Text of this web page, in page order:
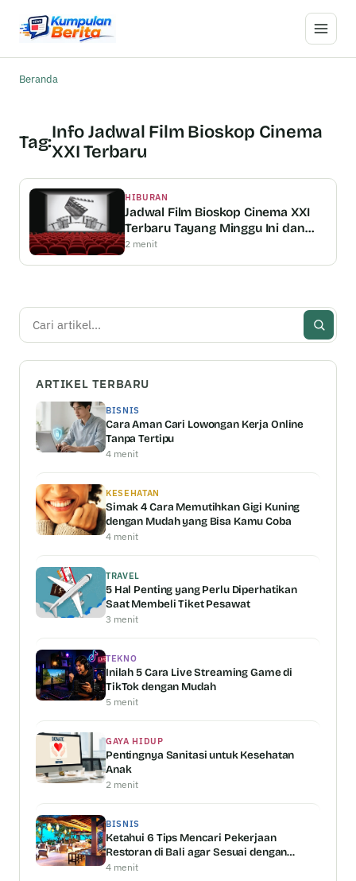
Buka
Beranda
Tag:Info Jadwal Film Bioskop Cinema
XXI Terbaru
HIBURAN
Jadwal Film Bioskop Cinema XXI
Terbaru Tayang Minggu Ini dan
Cooming Soon
2 menit
Cari
ARTIKEL TERBARU
BISNIS
Cara Aman Cari Lowongan Kerja Online
Tanpa Tertipu
4 menit
KESEHATAN
Simak 4 Cara Memutihkan Gigi Kuning
dengan Mudah yang Bisa Kamu Coba
4 menit
TRAVEL
5 Hal Penting yang Perlu Diperhatikan
Saat Membeli Tiket Pesawat
3 menit
TEKNO
Inilah 5 Cara Live Streaming Game di
TikTok dengan Mudah
5 menit
GAYA HIDUP
Pentingnya Sanitasi untuk Kesehatan
Anak
2 menit
BISNIS
Ketahui 6 Tips Mencari Pekerjaan
Restoran di Bali agar Sesuai dengan
Kemampuan Anda
4 menit